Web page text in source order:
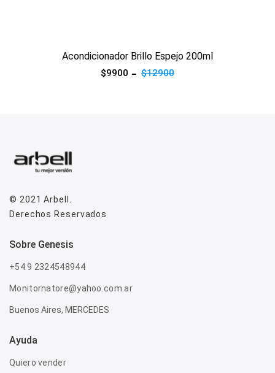
Acondicionador Brillo Espejo 200ml
$9900 $12900
© 2021Arbell
Derechos Reservados
sobre genesis
+54 9 2324548944
Monitornatore@yahoo.com.ar
Buenos Aires, MERCEDES
Ayuda
Quiero vender